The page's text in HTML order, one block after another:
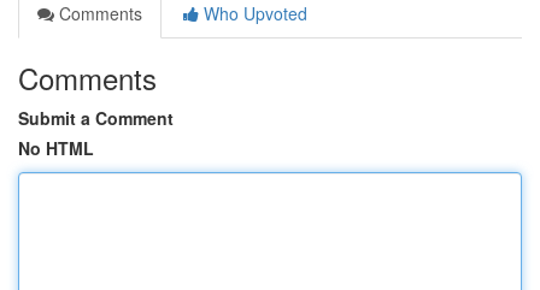
Comments
Who Upvoted
Comments
Submit a Comment
No HTML